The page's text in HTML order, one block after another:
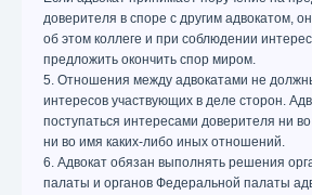
доверителя в споре с другим адвокатом,
об этом коллеге и при соблюдении
предложить окончить спор миром.
5. Отношения между адвокатами не
интересов участвующих в деле сторон.
поступаться интересами доверителя ни
ни во имя каких-либо иных отношений.
6. Адвокат обязан выполнять решения
палаты и органов Федеральной палаты